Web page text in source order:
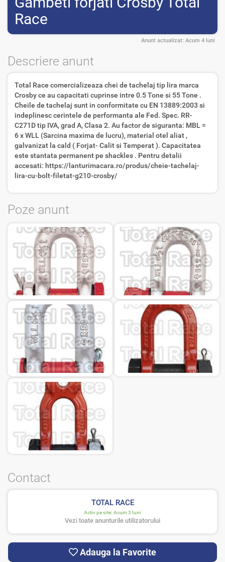
Race
Anunt actualizat: Acum 4 luni
Descriere anunt
Total Race comercializeaza chei de tachelaj tip lira marca
Crosby ce au capacitati cuprinse intre 0.5 Tone si 55 Tone .
Cheile de tachelaj sunt in conformitate cu EN 13889:2003 si
indeplinesc cerintele de performanta ale Fed. Spec. RR-
C271D tip IVA, grad A, Clasa 2. Au factor de siguranta: MBL =
6 x WLL (Sarcina maxima de lucru), material otel aliat ,
galvanizat la cald ( Forjat- Calit si Temperat ). Capacitatea
este stantata permanent pe shackles . Pentru detalii
accesati: https://lanturimacara.ro/produs/cheie-tachelaj-
lira-cu-bolt-filetat-g210-crosby/
Poze anunt
Contact
TOTAL RACE
Activ pe site: Acum 3 luni
Vezi toate anunturile utilizatorului
Adauga la Favorite